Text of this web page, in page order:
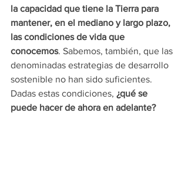
la capacidad que tiene la Tierra para
mantener, en el mediano y largo plazo,
las condiciones de vida que
conocemos. Sabemos, también, que las
denominadas estrategias de desarrollo
sostenible no han sido suficientes.
Dadas estas condiciones, ¿qué se
puede hacer de ahora en adelante?